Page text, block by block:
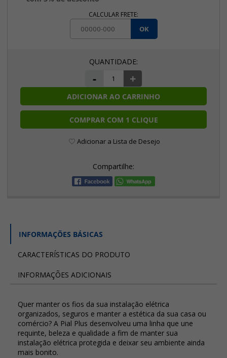
CALCULAR FRETE:
OK
- +
ADICIONAR AO CARRINHO
COMPRAR COM 1 CLIQUE
Adicionar a Lista de Desejo
Compartilhe:
INFORMAÇÕES BÁSICAS
CARACTERÍSTICAS DO PRODUTO
INFORMAÇÕES ADICIONAIS
Quer manter os fios da sua instalação elétrica
organizados, seguros e manter a estética da sua casa ou
comércio? A Pial Plus desenvolveu uma linha que une
requinte, beleza e qualidade a fim de manter sua
instalação elétrica protegida e deixar seu ambiente ainda
mais bonito.